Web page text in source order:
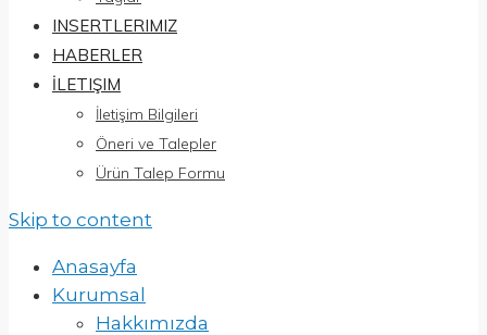
INSERTLERIMIZ
HABERLER
İLETIŞIM
İletişim Bilgileri
Öneri ve Talepler
Ürün Talep Formu
Skip to content
Anasayfa
Kurumsal
Hakkımızda